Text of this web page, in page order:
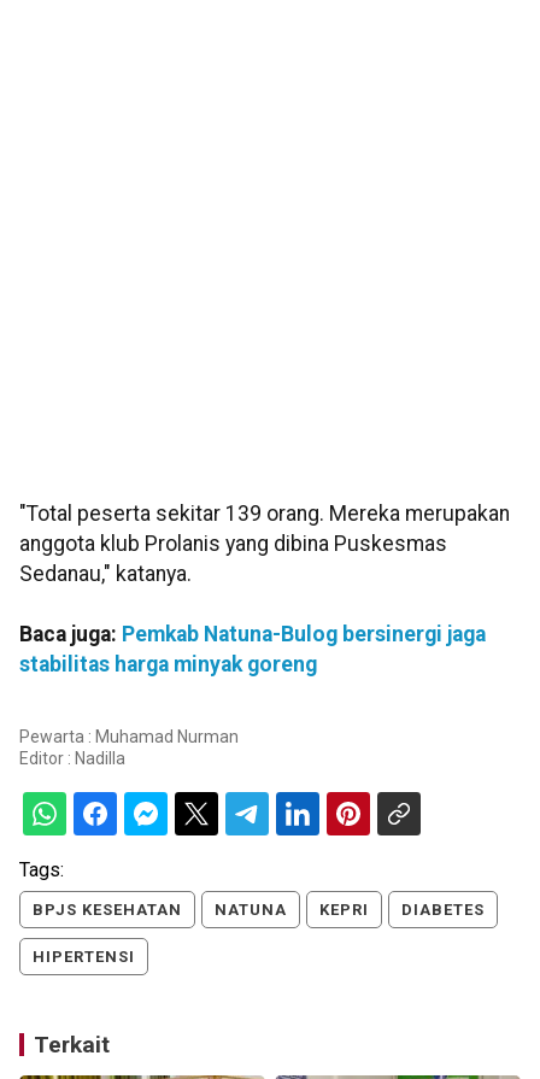
"Total peserta sekitar 139 orang. Mereka merupakan
anggota klub Prolanis yang dibina Puskesmas
Sedanau," katanya.
Baca juga: Pemkab Natuna-Bulog bersinergi jaga
stabilitas harga minyak goreng
Pewarta : Muhamad Nurman
Editor : Nadilla
Tags:
BPJS KESEHATAN NATUNA KEPRI DIABETES
HIPERTENSI
Terkait